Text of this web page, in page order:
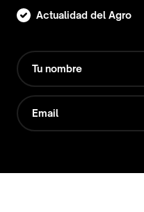
Actualidad del Agro